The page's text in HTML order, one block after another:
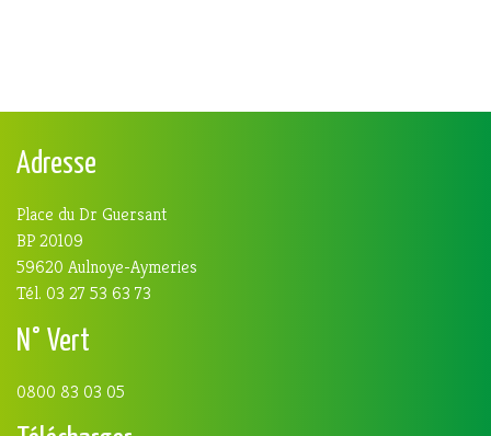
Adresse
Place du Dr Guersant
BP 20109
59620 Aulnoye-Aymeries
Tél. 03 27 53 63 73
N° Vert
0800 83 03 05